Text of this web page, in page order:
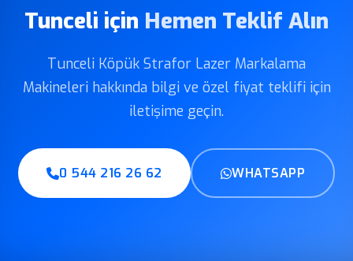
Tunceli için Hemen Teklif Alın
Tunceli Köpük Strafor Lazer Markalama
Makineleri hakkında bilgi ve özel fiyat teklifi için
iletişime geçin.
0 544 216 26 62 WHATSAPP